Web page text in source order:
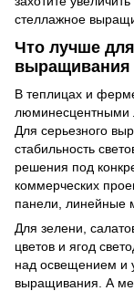
стеллажное
Что лучше
выращивания
В теплицах и
люминесцентными
Для серьезного
стабильность
решения под
коммерческих
панели, линейные
Для зелени,
цветов и ягод
над освещением и
выращивания. А